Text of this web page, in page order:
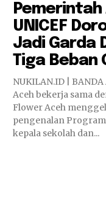
Pemerintah
UNICEF
Jadi Garda
Tiga Beban
NUKILAN.ID |
Aceh bekerja sama
Flower Aceh
pengenalan
kepala sekolah dan...